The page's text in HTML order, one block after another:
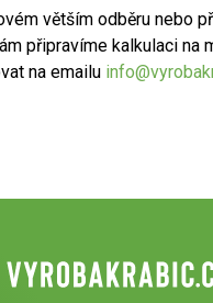
větším odběru nebo
připravíme kalkulaci na
na emailu